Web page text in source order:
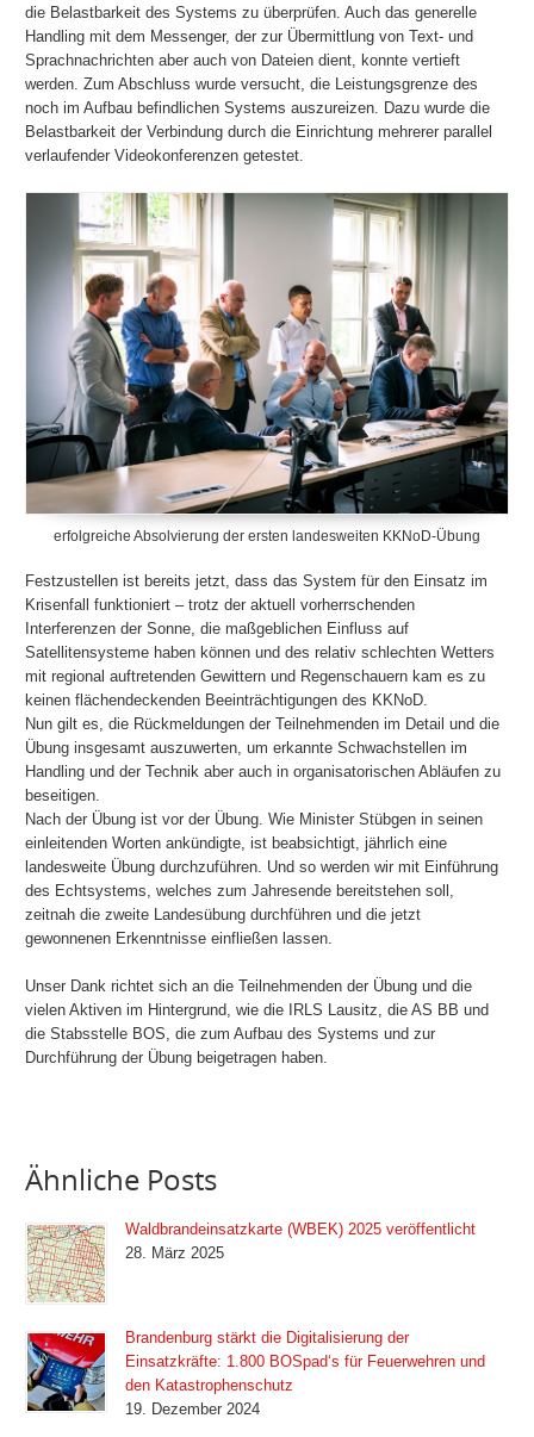
die Belastbarkeit des Systems zu überprüfen. Auch das generelle
Handling mit dem Messenger, der zur Übermittlung von Text- und
Sprachnachrichten aber auch von Dateien dient, konnte vertieft
werden. Zum Abschluss wurde versucht, die Leistungsgrenze des
noch im Aufbau befindlichen Systems auszureizen. Dazu wurde die
Belastbarkeit der Verbindung durch die Einrichtung mehrerer parallel
verlaufender Videokonferenzen getestet.
erfolgreiche Absolvierung der ersten landesweiten KKNoD-Übung
Festzustellen ist bereits jetzt, dass das System für den Einsatz im
Krisenfall funktioniert – trotz der aktuell vorherrschenden
Interferenzen der Sonne, die maßgeblichen Einfluss auf
Satellitensysteme haben können und des relativ schlechten Wetters
mit regional auftretenden Gewittern und Regenschauern kam es zu
keinen flächendeckenden Beeinträchtigungen des KKNoD.
Nun gilt es, die Rückmeldungen der Teilnehmenden im Detail und die
Übung insgesamt auszuwerten, um erkannte Schwachstellen im
Handling und der Technik aber auch in organisatorischen Abläufen zu
beseitigen.
Nach der Übung ist vor der Übung. Wie Minister Stübgen in seinen
einleitenden Worten ankündigte, ist beabsichtigt, jährlich eine
landesweite Übung durchzuführen. Und so werden wir mit Einführung
des Echtsystems, welches zum Jahresende bereitstehen soll,
zeitnah die zweite Landesübung durchführen und die jetzt
gewonnenen Erkenntnisse einfließen lassen.
Unser Dank richtet sich an die Teilnehmenden der Übung und die
vielen Aktiven im Hintergrund, wie die IRLS Lausitz, die AS BB und
die Stabsstelle BOS, die zum Aufbau des Systems und zur
Durchführung der Übung beigetragen haben.
Ähnliche Posts
Waldbrandeinsatzkarte (WBEK) 2025 veröffentlicht
28. März 2025
Brandenburg stärkt die Digitalisierung der
Einsatzkräfte: 1.800 BOSpad‘s für Feuerwehren und
den Katastrophenschutz
19. Dezember 2024